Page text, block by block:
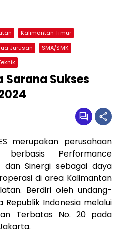
Kalimantan Timur
Jurusan
SMA/SMK
Sarana Sukses
merupakan perusahaan
Performance
dan Sinergi sebagai daya
di area Kalimantan
Berdiri oleh undang-
Republik Indonesia melalui
Terbatas No. 20 pada